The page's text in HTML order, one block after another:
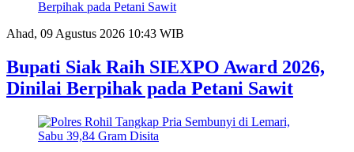
Ahad, 09 Agustus 2026 10:43 WIB
Bupati Siak Raih SIEXPO Award 2026,
Dinilai Berpihak pada Petani Sawit